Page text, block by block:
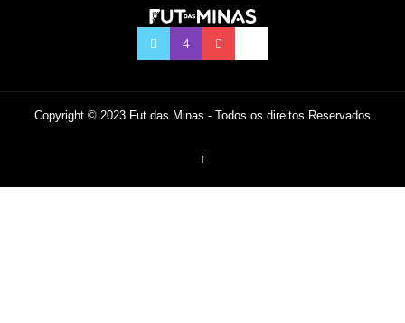
Copyright © 2023 Fut das Minas - Todos os direitos Reservados
↑